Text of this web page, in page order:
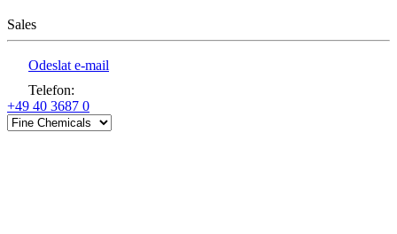
Sales
Odeslat e-mail
Telefon:
+49 40 3687 0